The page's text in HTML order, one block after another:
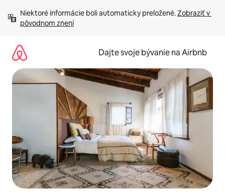
obsah.
Niektoré informácie boli automaticky preložené. Zobraziť v
pôvodnom znení
Dajte svoje bývanie na Airbnb